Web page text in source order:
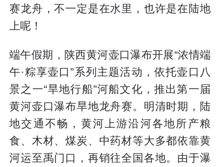
赛龙舟，不一定是在水里，也许是在陆地
上呢！
端午假期，陕西黄河壶口瀑布开展“浓情端
午·粽享壶口”系列主题活动，依托壶口八
景之一“旱地行船”河船文化，推出第一届
黄河壶口瀑布旱地龙舟赛。明清时期，陆
地交通不畅，黄河上游沿河各地所产粮
食、木材、煤炭、中药材等大多都依靠黄
河运至禹门口，再销往全国各地。由于瀑